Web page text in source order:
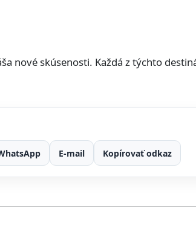
nové skúsenosti. Každá z týchto
E-mail Kopírovať odkaz